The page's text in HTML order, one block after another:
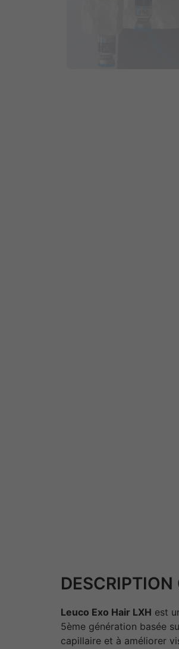
Leuco Exo Hair LXH est
5ème génération basée
capillaire et à améliorer